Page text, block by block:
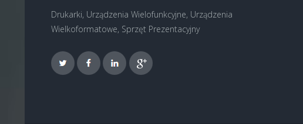
Drukarki, Urządzenia Wielofunkcyjne, Urządzenia
Wielkoformatowe, Sprzęt Prezentacyjny